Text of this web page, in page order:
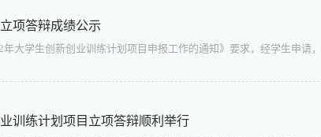
项答辩成绩公示
训练计划项目立项答辩顺利举行